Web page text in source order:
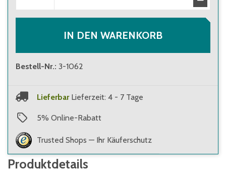
IN DEN WARENKORB
Bestell-Nr.: 3-1062
Lieferbar Lieferzeit: 4 - 7 Tage
5% Online-Rabatt
Trusted Shops — Ihr Käuferschutz
Produktdetails